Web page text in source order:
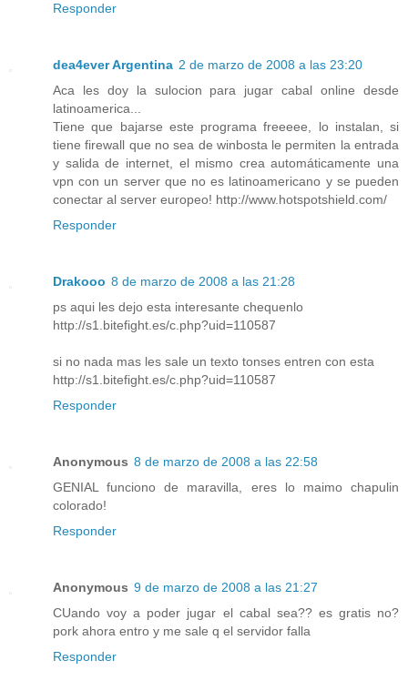
Responder
dea4ever Argentina 2 de marzo de 2008 a las 23:20
Aca les doy la sulocion para jugar cabal online desde
latinoamerica...
Tiene que bajarse este programa freeeee, lo instalan, si
tiene firewall que no sea de winbosta le permiten la entrada
y salida de internet, el mismo crea automáticamente una
vpn con un server que no es latinoamericano y se pueden
conectar al server europeo! http://www.hotspotshield.com/
Responder
Drakooo 8 de marzo de 2008 a las 21:28
ps aqui les dejo esta interesante chequenlo
http://s1.bitefight.es/c.php?uid=110587
si no nada mas les sale un texto tonses entren con esta
http://s1.bitefight.es/c.php?uid=110587
Responder
Anonymous 8 de marzo de 2008 a las 22:58
GENIAL funciono de maravilla, eres lo maimo chapulin
colorado!
Responder
Anonymous 9 de marzo de 2008 a las 21:27
CUando voy a poder jugar el cabal sea?? es gratis no?
pork ahora entro y me sale q el servidor falla
Responder